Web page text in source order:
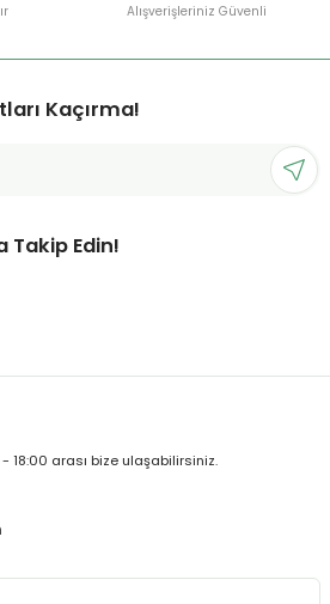
Alışverişleriniz Güvenli
Kaçırma!
Takip Edin!
arası bize ulaşabilirsiniz.